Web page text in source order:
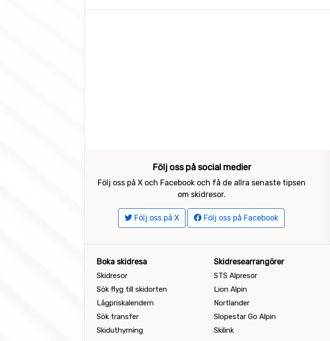
Följ oss på social medier
Följ oss på X och Facebook och få de allra senaste tipsen
om skidresor.
Följ oss på X Följ oss på Facebook
Boka skidresa
Skidresor
Sök flyg till skidorten
Lågpriskalendern
Sök transfer
Skiduthyrning
Skidresearrangörer
STS Alpresor
Lion Alpin
Nortlander
Slopestar Go Alpin
Skilink